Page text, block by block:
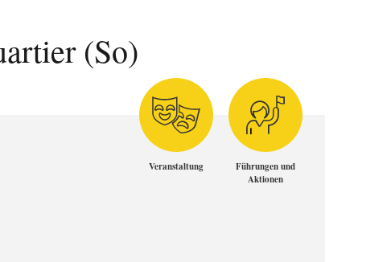
(So)
Veranstaltung
Führungen und
Aktionen